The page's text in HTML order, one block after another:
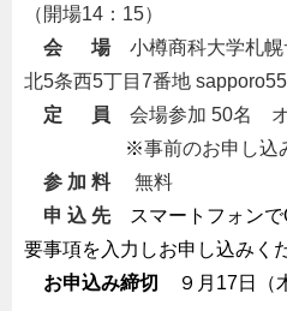
（開場14：15）
会 場・ 小樽商科大学札
北5条西5丁目7番地 sapporo55
定 員
会場参加 50名
※事前のお申し込
参 加 料・/ 無料
申 込 先・ スマートフォン
要事項を入力しお申し込みく
お申込み締切 ９月17日（